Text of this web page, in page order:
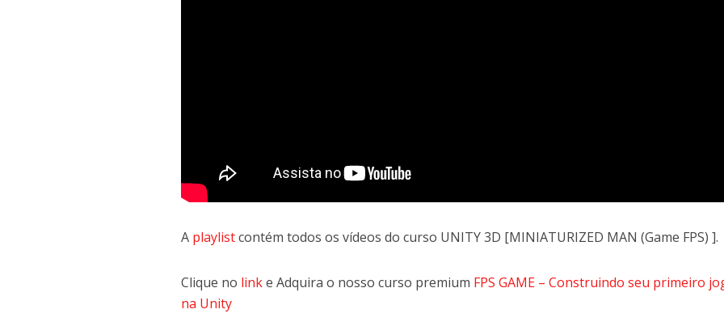
A playlistcontém todos os vídeos do curso UNITY 3D [MINIATURIZED MAN (Game FPS) ].
Clique no linke Adquira o nosso curso premium FPS GAME – Construindo seu primeiro
na Unity